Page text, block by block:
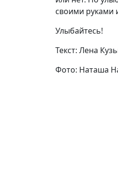
своими руками
Улыбайтесь!
Текст: Лена
Фото: Наташа